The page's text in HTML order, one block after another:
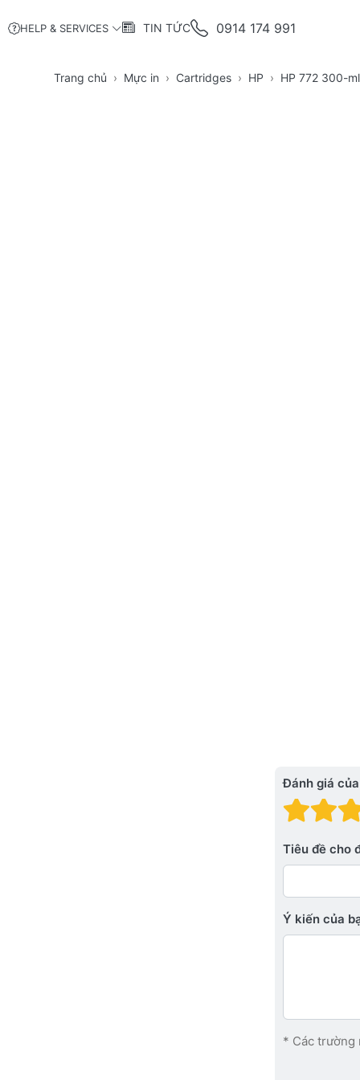
HELP & SERVICES TIN TỨC 0914 174 991
Trang chủ Mực in Cartridges HP HP 772 300-
Đánh giá
Tiêu đề cho
Ý kiến ​​của
* Các trường